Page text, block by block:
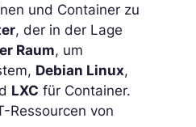
und Container zu
, der in der Lage
Raum, um
Debian Linux,
LXC für Container.
Ressourcen von